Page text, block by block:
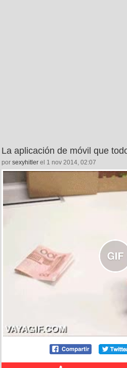
La aplicación de móvil que
por sexyhitler el 1 nov 2014, 02:07